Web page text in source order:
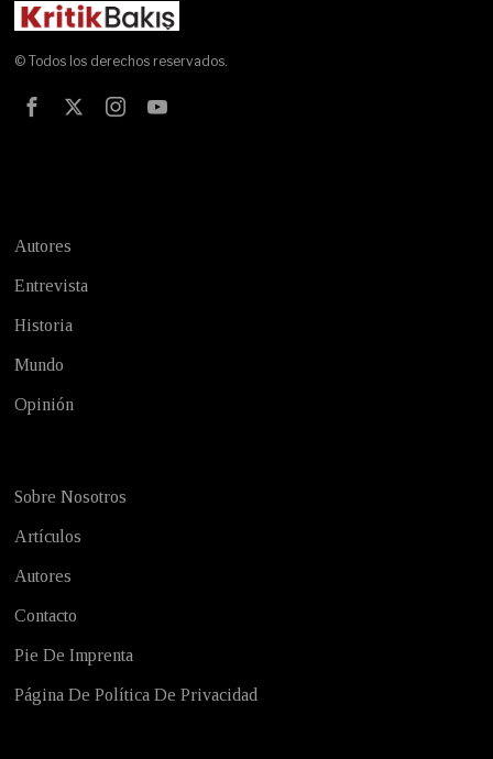
© Todos los derechos reservados.
Autores
Entrevista
Historia
Mundo
Opinión
Sobre Nosotros
Artículos
Autores
Contacto
Pie De Imprenta
Página De Política De Privacidad